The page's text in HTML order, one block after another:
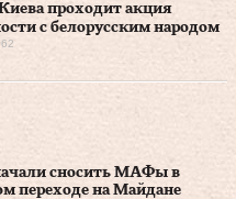
проходит акция
с белорусским народом
сносить МАФы в
переходе на Майдане